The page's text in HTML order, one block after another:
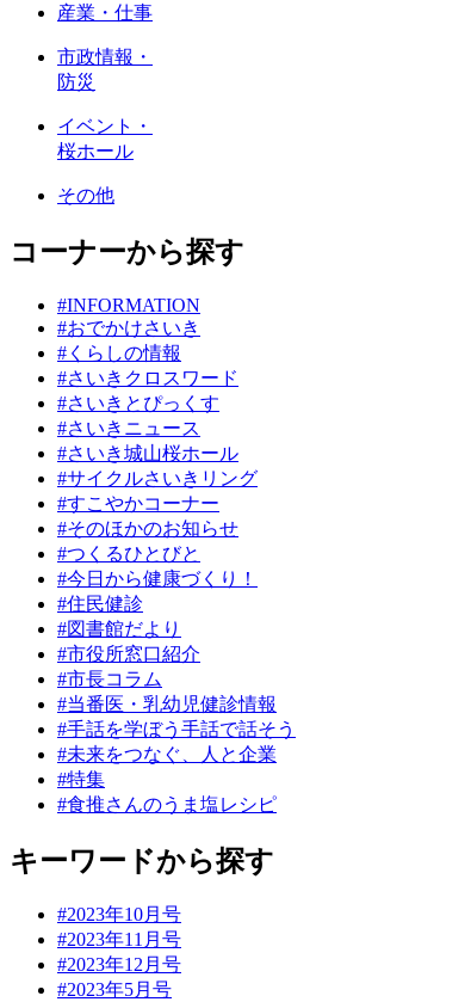
産業・仕事
市政情報・
防災
イベント・
桜ホール
その他
コーナーから探す
#INFORMATION
#おでかけさいき
#くらしの情報
#さいきクロスワード
#さいきとぴっくす
#さいきニュース
#さいき城山桜ホール
#サイクルさいきリング
#すこやかコーナー
#そのほかのお知らせ
#つくるひとびと
#今日から健康づくり！
#住民健診
#図書館だより
#市役所窓口紹介
#市長コラム
#当番医・乳幼児健診情報
#手話を学ぼう手話で話そう
#未来をつなぐ、人と企業
#特集
#食推さんのうま塩レシピ
キーワードから探す
#2023年10月号
#2023年11月号
#2023年12月号
#2023年5月号